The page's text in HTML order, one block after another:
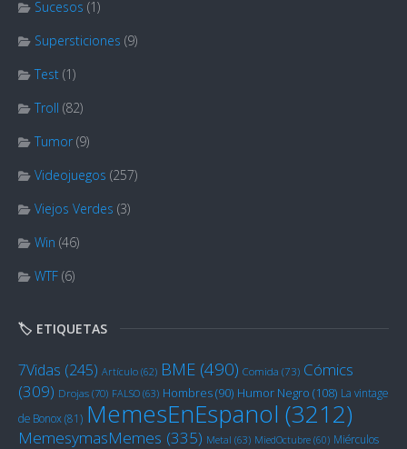
Sucesos (1)
Supersticiones (9)
Test (1)
Troll (82)
Tumor (9)
Videojuegos (257)
Viejos Verdes (3)
Win (46)
WTF (6)
🏷️ ETIQUETAS
7Vidas (245) Artículo (62) BME (490) Comida (73) Cómics
(309) Drojas (70) FALSO (63) Hombres(90) Humor Negro (108) La vintage
de Bonox(81) MemesEnEspanol (3212)
MemesymasMemes (335) Metal (63) MiedOctubre (60) Miérculos